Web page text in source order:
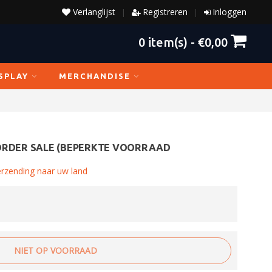
Inloggen
|
Registreren
|
Verlanglijst
0 item(s) - €0,00
MERCHANDISE
SALE (BEPERKTE VOORRAAD
naar uw land
NIET OP VOORRAAD